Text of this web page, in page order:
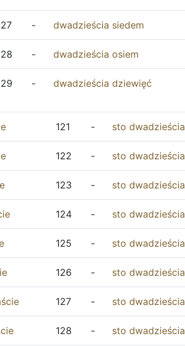
27 - dwadzieścia siedem
28 - dwadzieścia osiem
29 - dwadzieścia dziewięć
121 - sto dwadzieścia
122 - sto dwadzieścia
123 - sto dwadzieścia
124 - sto dwadzieścia
125 - sto dwadzieścia
126 - sto dwadzieścia
127 - sto dwadzieścia
128 - sto dwadzieścia